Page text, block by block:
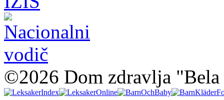
©2026 Dom zdravlja